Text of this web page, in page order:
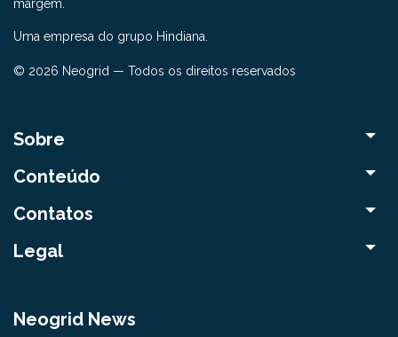
margem.
Uma empresa do grupo Hindiana.
© 2026 Neogrid — Todos os direitos reservados
Sobre
Conteúdo
Contatos
Legal
Neogrid News